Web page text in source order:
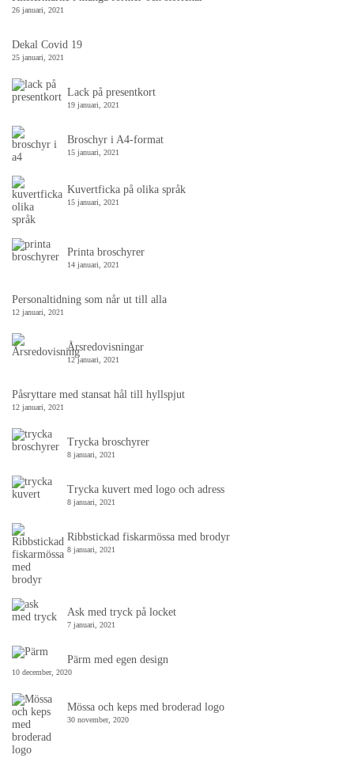
26 januari, 2021
Dekal Covid 19
25 januari, 2021
Lack på presentkort
19 januari, 2021
Broschyr i A4-format
15 januari, 2021
Kuvertficka på olika språk
15 januari, 2021
Printa broschyrer
14 januari, 2021
Personaltidning som når ut till alla
12 januari, 2021
Årsredovisningar
12 januari, 2021
Påsryttare med stansat hål till hyllspjut
12 januari, 2021
Trycka broschyrer
8 januari, 2021
Trycka kuvert med logo och adress
8 januari, 2021
Ribbstickad fiskarmössa med brodyr
8 januari, 2021
Ask med tryck på locket
7 januari, 2021
Pärm med egen design
10 december, 2020
Mössa och keps med broderad logo
30 november, 2020